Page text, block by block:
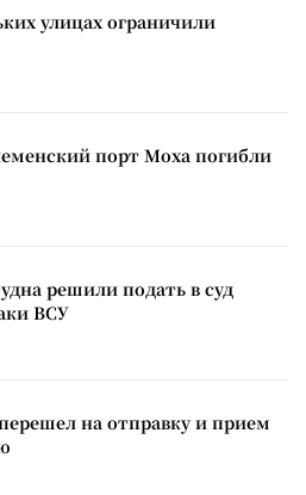
улицах ограничили
порт Моха погибли
решили подать в суд
ВСУ
на отправку и прием